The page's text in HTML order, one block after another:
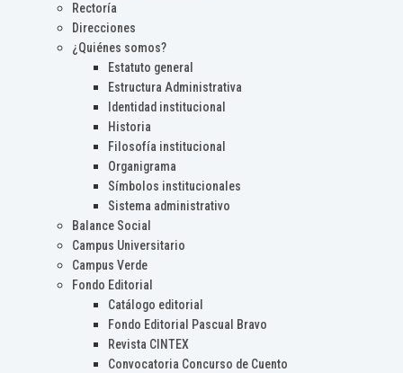
Rectoría
Direcciones
¿Quiénes somos?
Estatuto general
Estructura Administrativa
Identidad institucional
Historia
Filosofía institucional
Organigrama
Símbolos institucionales
Sistema administrativo
Balance Social
Campus Universitario
Campus Verde
Fondo Editorial
Catálogo editorial
Fondo Editorial Pascual Bravo
Revista CINTEX
Convocatoria Concurso de Cuento